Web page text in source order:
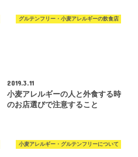
グルテンフリー・小麦アレルギーの飲食店
2019.3.11
小麦アレルギーの人と外食する時
のお店選びで注意すること
小麦アレルギー・グルテンフリーについて